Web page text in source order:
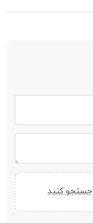
جستجو کنید